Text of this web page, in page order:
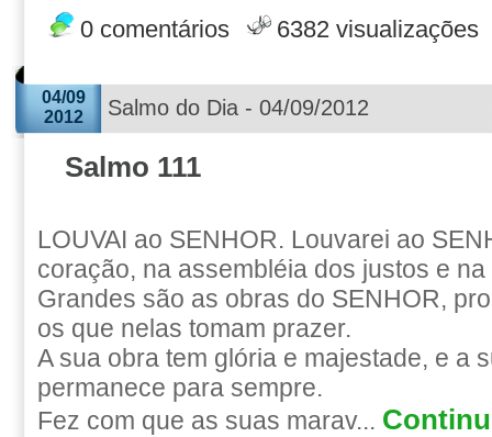
0 comentários 6382 visualizações
04/09
2012
Salmo do Dia - 04/09/2012
Salmo 111
LOUVAI ao SENHOR. Louvarei ao
coração, na assembléia dos justos e
Grandes são as obras do SENHOR,
os que nelas tomam prazer.
A sua obra tem glória e majestade, e a
permanece para sempre.
Fez com que as suas marav...